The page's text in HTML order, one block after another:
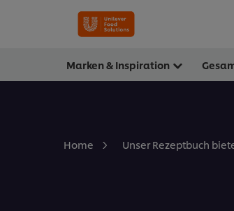
Marken & Inspiration
Home Unser Rezeptbuch